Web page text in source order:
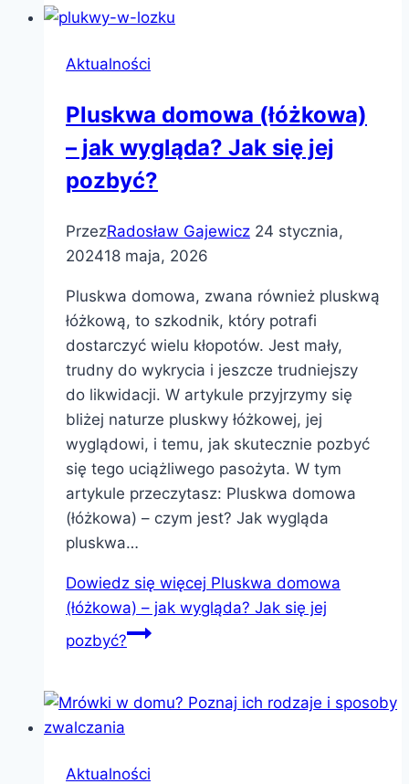
Aktualności
Pluskwa domowa (łóżkowa)
– jak wygląda? Jak się jej
pozbyć?
PrzezRadosław Gajewicz 24 stycznia,
202418 maja, 2026
Pluskwa domowa, zwana również pluskwą
łóżkową, to szkodnik, który potrafi
dostarczyć wielu kłopotów. Jest mały,
trudny do wykrycia i jeszcze trudniejszy
do likwidacji. W artykule przyjrzymy się
bliżej naturze pluskwy łóżkowej, jej
wyglądowi, i temu, jak skutecznie pozbyć
się tego uciążliwego pasożyta. W tym
artykule przeczytasz: Pluskwa domowa
(łóżkowa) – czym jest? Jak wygląda
pluskwa…
Dowiedz się więcej Pluskwa domowa
(łóżkowa) – jak wygląda? Jak się jej
pozbyć?
Aktualności